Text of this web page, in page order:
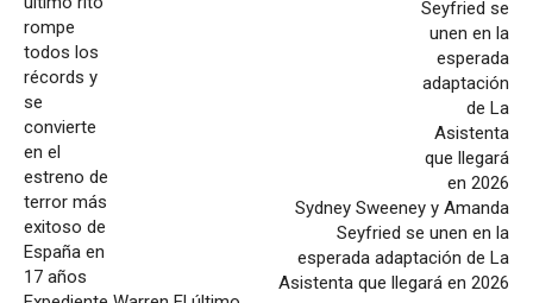
Sydney Sweeney y Amanda
Seyfried se unen en la
esperada adaptación de La
Asistenta que llegará en 2026